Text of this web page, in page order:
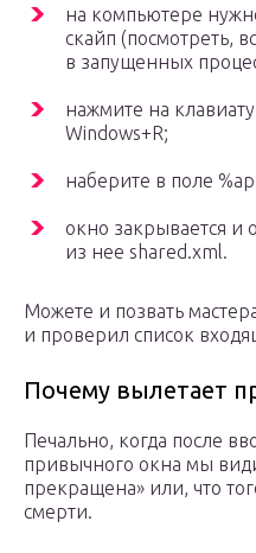
на компьютере
скайп (посмотреть,
в запущенных
нажмите на
Windows+R;
наберите в поле
окно закрывается и
из нее shared.xml.
Можете и позвать
и проверил список
Почему вылетает
Печально, когда после
привычного окна мы
прекращена» или, что
смерти.